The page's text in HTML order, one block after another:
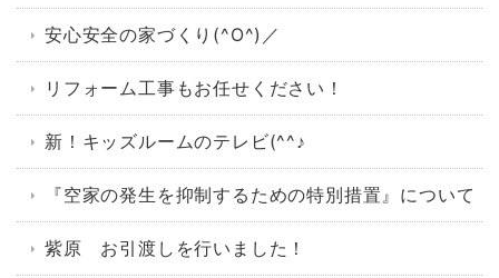
安心安全の家づくり(^O^)／
リフォーム工事もお任せください！
新！キッズルームのテレビ(^^♪
『空家の発生を抑制するための特別措置』について
紫原 お引渡しを行いました！